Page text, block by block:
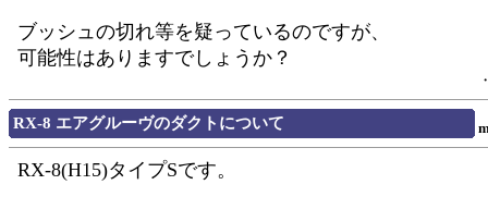
ブッシュの切れ等を疑っているのですが、
可能性はありますでしょうか？
RX-8 エアグルーヴのダクトについて
RX-8(H15)タイプSです。